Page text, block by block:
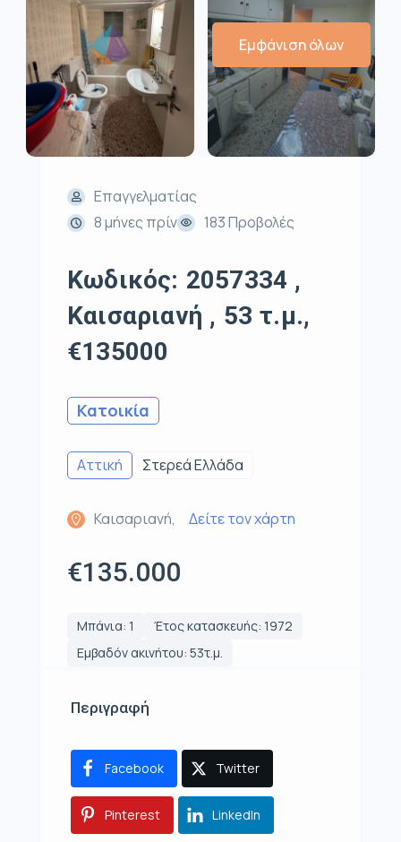
Εμφάνιση όλων
Επαγγελματίας
8 μήνες πρίν
183 Προβολές
Κωδικός: 2057334 ,
Καισαριανή , 53 τ.μ.,
€135000
Κατοικία
Αττική Στερεά Ελλάδα
Καισαριανή, Δείτε τον χάρτη
€135.000
Μπάνια: 1
Έτος κατασκευής: 1972
Εμβαδόν ακινήτου: 53τ.μ.
Περιγραφή
Facebook Twitter
Pinterest LinkedIn